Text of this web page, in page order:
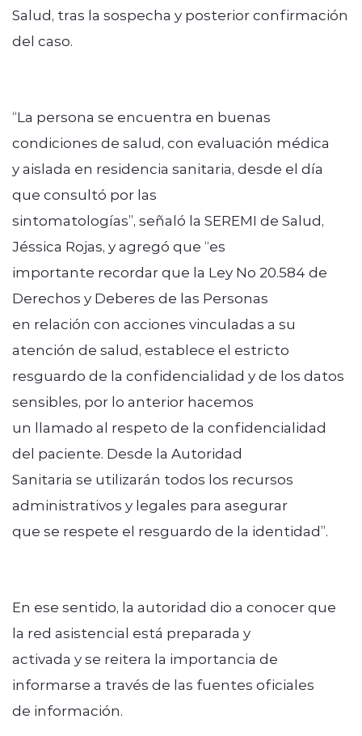
Salud, tras la sospecha y posterior confirmación
del caso.
“La persona se encuentra en buenas
condiciones de salud, con evaluación médica
y aislada en residencia sanitaria, desde el día
que consultó por las
sintomatologías”, señaló la SEREMI de Salud,
Jéssica Rojas, y agregó que “es
importante recordar que la Ley No 20.584 de
Derechos y Deberes de las Personas
en relación con acciones vinculadas a su
atención de salud, establece el estricto
resguardo de la confidencialidad y de los datos
sensibles, por lo anterior hacemos
un llamado al respeto de la confidencialidad
del paciente. Desde la Autoridad
Sanitaria se utilizarán todos los recursos
administrativos y legales para asegurar
que se respete el resguardo de la identidad”.
En ese sentido, la autoridad dio a conocer que
la red asistencial está preparada y
activada y se reitera la importancia de
informarse a través de las fuentes oficiales
de información.